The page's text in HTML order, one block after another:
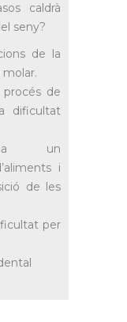
caldrà
seny?
de la
de
dificultat
un
i
de les
per